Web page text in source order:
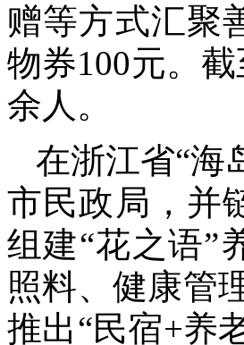
赠等方式汇聚
物券100元。
余人。
在浙江省“海
市民政局，并
组建“花之语”
照料、健康管
推出“民宿+养